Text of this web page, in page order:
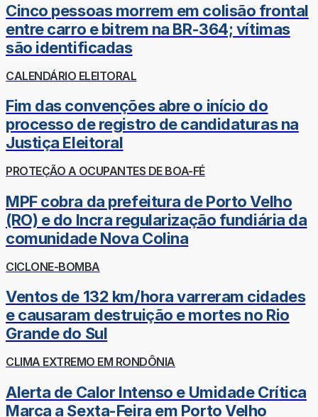
Cinco pessoas morrem em colisão frontal
entre carro e bitrem na BR-364; vítimas
são identificadas
CALENDÁRIO ELEITORAL
Fim das convenções abre o início do
processo de registro de candidaturas na
Justiça Eleitoral
PROTEÇÃO A OCUPANTES DE BOA-FÉ
MPF cobra da prefeitura de Porto Velho
(RO) e do Incra regularização fundiária da
comunidade Nova Colina
CICLONE-BOMBA
Ventos de 132 km/hora varreram cidades
e causaram destruição e mortes no Rio
Grande do Sul
CLIMA EXTREMO EM RONDÔNIA
Alerta de Calor Intenso e Umidade Crítica
Marca a Sexta-Feira em Porto Velho